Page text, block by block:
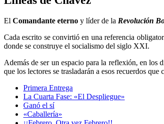
El Comandante eterno y líder de la Revolución
Cada escrito se convirtió en una referencia
donde se construye el socialismo del siglo XXI.
Además de ser un espacio para la reflexión, en los
que los lectores se trasladarán a esos recuerdos
Primera Entrega
La Cuarta Fase: «El Despliegue»
Ganó el sí
«Caballería»